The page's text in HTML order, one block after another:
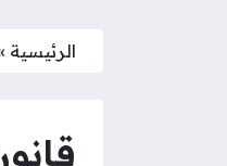
الرئيسية